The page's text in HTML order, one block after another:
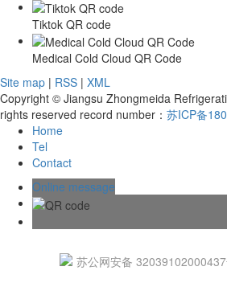
Tiktok QR code
Medical Cold Cloud QR Code
Site map | RSS | XML
Copyright © Jiangsu Zhongmeida
rights reserved record number： 苏ICP备
Home
Tel
Contact
Online message
苏公网安备